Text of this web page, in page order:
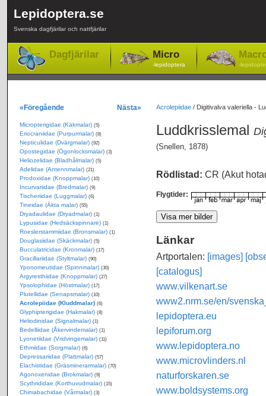
Lepidoptera.se
Svenska dagfjärilar och nattfjärilar
Dagfjärilar Micro
-lepidoptera -
Acrolepiidae/ Digitivalva valeriella -
Luddkrisslemal
(Snellen, 1878)
Rödlistad: CR (Akut
Flygtider:
Länkar
Artportalen: [images]
[catalogus]
www.vilkenart.se
www2.nrm.se/en/
lepidoptera.eu
lepiforum.org
www.lepidoptera.no
www.microvlinders.nl
naturforskaren.se
www.boldsystems.org
«Föregående Nästa»
Micropterigidae (Käkmalar) (5)
Eriocraniidae (Purpurmalar) (8)
Nepticulidae (Dvärgmalar) (92)
Opostegidae (Ögonlocksmalar) (3)
Heliozelidae (Bladhålmalar) (5)
Adelidae (Antennmalar) (21)
Prodoxidae (Knoppmalar) (10)
Incurvariidae (Bredmalar) (9)
Tischeriidae (Luggmalar) (6)
Tineidae (Äkta malar) (55)
Dryadaulidae (Dryadmalar) (1)
Lypusidae (Hedsäckspinnare) (1)
Roeslerstammiidae (Bronsmalar) (1)
Douglasiidae (Skäckmalar) (5)
Bucculatricidae (Kronmalar) (17)
Gracillariidae (Styltmalar) (90)
Yponomeutidae (Spinnmalar) (30)
Argyresthiidae (Knoppmalar) (27)
Ypsolophidae (Höstmalar) (17)
Plutellidae (Senapsmalar) (10)
Acrolepiidae (Kluddmalar) (6)
Glyphipterigidae (Hakmalar) (8)
Heliodinidae (Signalmalar) (1)
Bedelliidae (Åkervindemalar) (1)
Lyonetiidae (Vridvingemalar) (11)
Ethmiidae (Sorgmalar) (6)
Depressariidae (Plattmalar) (57)
Elachistidae (Gräsminerarmalar) (70)
Agonoxenidae (Brokmalar) (9)
Scythrididae (Korthuvudmalar) (15)
Chimabachidae (Vårmalar) (3)